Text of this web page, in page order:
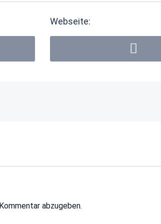
Webseite:
abzugeben.